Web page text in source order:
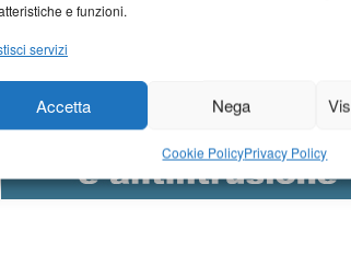
e funzioni.
servizi
Accetta Nega
Cookie PolicyPrivacy Policy